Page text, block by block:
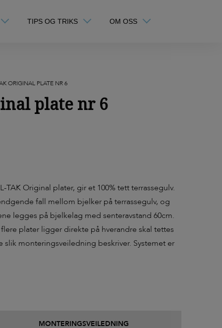
TIPS OG TRIKS OM OSS
ORIGINAL PLATE NR 6
plate nr 6
TAK Original plater, gir et 100% tett terrassegulv.
fall mellom bjelker på terrassegulv, og
legges på bjelkelag med senteravstand 60cm.
plater ligger direkte på hverandre skal tettes
slik monteringsveiledning beskriver. Systemet er
MONTERINGSVEILEDNING